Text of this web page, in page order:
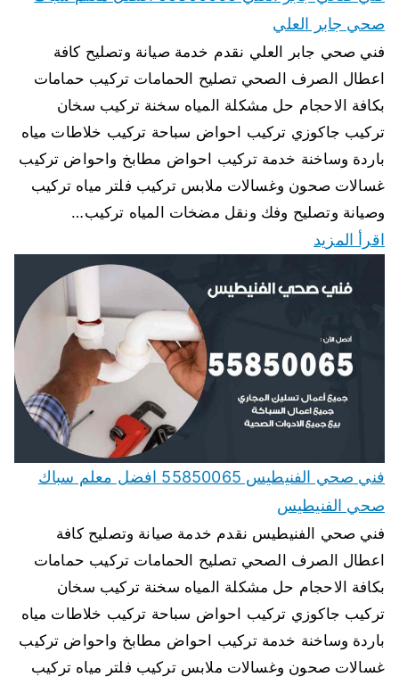
صحي جابر العلي
فني صحي جابر العلي نقدم خدمة صيانة وتصليح كافة
اعطال الصرف الصحي تصليح الحمامات تركيب حمامات
بكافة الاحجام حل مشكلة المياه سخنة تركيب سخان
تركيب جاكوزي تركيب احواض سباحة تركيب خلاطات مياه
باردة وساخنة خدمة تركيب احواض مطابخ واحواض تركيب
غسالات صحون وغسالات ملابس تركيب فلتر مياه تركيب
وصيانة وتصليح وفك ونقل مضخات المياه تركيب…
اقرأ المزيد
فني صحي الفنيطيس 55850065 افضل معلم سباك
صحي الفنيطيس
فني صحي الفنيطيس نقدم خدمة صيانة وتصليح كافة
اعطال الصرف الصحي تصليح الحمامات تركيب حمامات
بكافة الاحجام حل مشكلة المياه سخنة تركيب سخان
تركيب جاكوزي تركيب احواض سباحة تركيب خلاطات مياه
باردة وساخنة خدمة تركيب احواض مطابخ واحواض تركيب
غسالات صحون وغسالات ملابس تركيب فلتر مياه تركيب